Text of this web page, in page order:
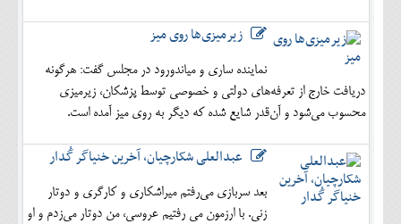
زیرمیزی‌ها روی میز
نماینده ساری و میاندورود در مجلس گفت: هرگونه
دریافت خارج از تعرفه‌های دولتی و خصوصی توسط پزشکان، زیرمیزی
محسوب می‌شود و آن‌قدر شایع شده که دیگر به روی میز آمده است.
عبدالعلی شکارچیان، آخرین خنیاگر گُدار
بعد سربازی می‌رفتم میراشکاری و کارگری و دوتار
زنی. با ارزمون می رفتیم عروسی، من دوتار می‌زدم و او